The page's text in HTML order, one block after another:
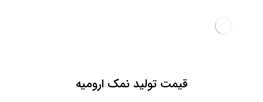
قیمت تولید نمک ارومیه